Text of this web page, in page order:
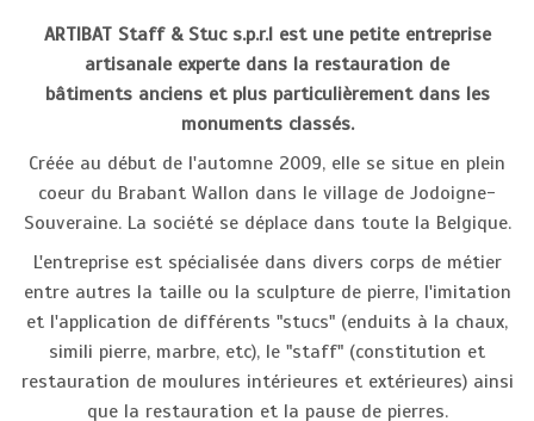
ARTIBAT Staff & Stuc s.p.r.l est une petite entreprise
artisanale experte dans la restauration de
bâtiments anciens et plus particulièrement dans les
monuments classés.
Créée au début de l'automne 2009, elle se situe en plein
coeur du Brabant Wallon dans le village de Jodoigne-
Souveraine. La société se déplace dans toute la Belgique.
L'entreprise est spécialisée dans divers corps de métier
entre autres la taille ou la sculpture de pierre, l'imitation
et l'application de différents "stucs" (enduits à la chaux,
simili pierre, marbre, etc), le "staff" (constitution et
restauration de moulures intérieures et extérieures) ainsi
que la restauration et la pause de pierres.